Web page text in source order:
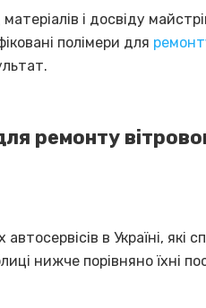
і досвіду
полімери для
ремонту
в Україні, які
нижче порівняно їхні